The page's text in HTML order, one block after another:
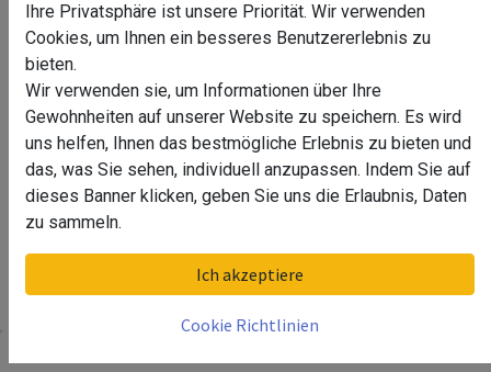
Ihr Berater in Hamburg
Ihre Privatsphäre ist unsere Priorität. Wir verwenden
Cookies, um Ihnen ein besseres Benutzererlebnis zu
bieten.
Wir verwenden sie, um Informationen über Ihre
Gewohnheiten auf unserer Website zu speichern. Es wird
uns helfen, Ihnen das bestmögliche Erlebnis zu bieten und
das, was Sie sehen, individuell anzupassen. Indem Sie auf
dieses Banner klicken, geben Sie uns die Erlaubnis, Daten
zu sammeln.
Ich akzeptiere
Cookie Richtlinien